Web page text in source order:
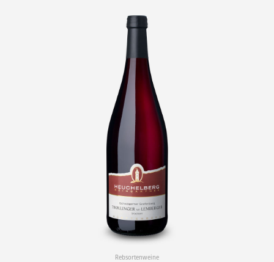
Rebsortenweine